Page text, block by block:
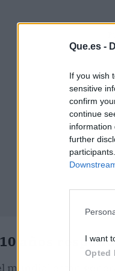
Que.es -
If you wish
sensitive
confirm
continue
information
further
I want
Opted
años
mundial están